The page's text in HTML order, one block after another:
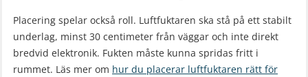
Placering spelar också roll. Luftfuktaren ska stå på ett stabilt
underlag, minst 30 centimeter från väggar och inte direkt
bredvid elektronik. Fukten måste kunna spridas fritt i
rummet. Läs mer om hur du placerar luftfuktaren rätt för